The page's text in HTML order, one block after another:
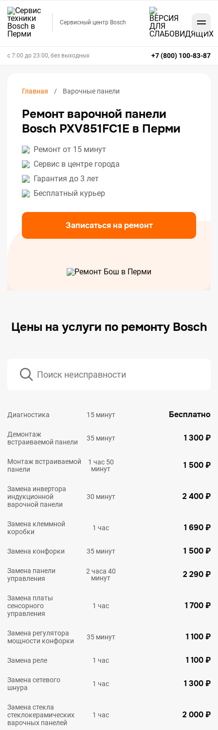
Сервисный центр Bosch
+7 (800) 100-83-87
с 7:00 до 23:00, без выходных
Главная Варочные панели
Ремонт варочной панели
Bosch PXV851FC1E в Перми
Ремонт от 15 минут
Сервис в центре города
Гарантия до 3 лет
Бесплатный курьер
Записаться на ремонт
Цены на услуги по ремонту Bosch
Диагностика 15 минут Бесплатно
Демонтаж
встраиваемой панели
35 минут 1 300 ₽
Монтаж встраиваемой
панели
1 час 50
минут
1 500 ₽
Замена инвертора
индукционной
варочной панели
30 минут 2 400 ₽
Замена клеммной
коробки
1 час 1 690 ₽
Замена конфорки 35 минут 1 500 ₽
Замена панели
управления
2 часа 40
минут
2 290 ₽
Замена платы
сенсорного
управления
1 час 1 700 ₽
Замена регулятора
мощности конфорки
35 минут 1 100 ₽
Замена реле 1 час 1 100 ₽
Замена сетевого
шнура
1 час 1 300 ₽
Замена стекла
стеклокерамических
варочных панелей
1 час 2 000 ₽